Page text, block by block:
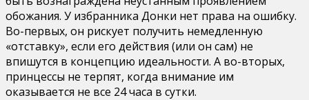
обожания. У избранника Донки нет права на ошибку.
Во-первых, он рискует получить немедленную
«отставку», если его действия (или он сам) не
впишутся в концепцию идеальности. А во-вторых,
принцессы не терпят, когда внимание им
оказывается не все 24 часа в сутки.